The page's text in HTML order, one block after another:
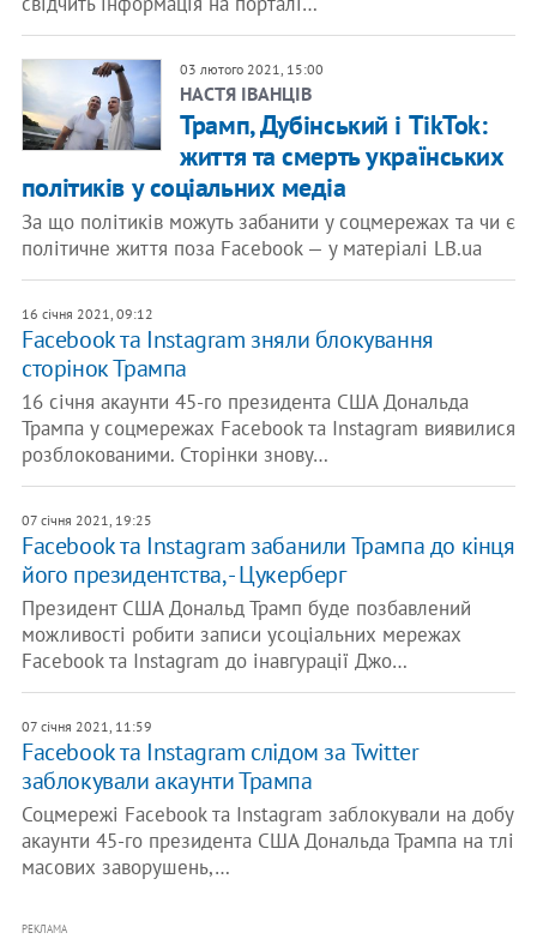
03 лютого 2021, 15:00
НАСТЯ ІВАНЦІВ
Трамп, Дубінський і TikTok:
життя та смерть українських
політиків у соціальних медіа
За що політиків можуть забанити у соцмережах та чи є
політичне життя поза Facebook — у матеріалі LB.ua
16 січня 2021, 09:12
Facebook та Instagram зняли блокування
сторінок Трампа
16 січня акаунти 45-го президента США Дональда
Трампа у соцмережах Facebook та Instagram виявилися
розблокованими. Сторінки знову…
07 січня 2021, 19:25
Facebook та Instagram забанили Трампа до кінця
його президентства, - Цукерберг
Президент США Дональд Трамп буде позбавлений
можливості робити записи усоціальних мережах
Facebook та Instagram до інавгурації Джо…
07 січня 2021, 11:59
Facebook та Instagram слідом за Twitter
заблокували акаунти Трампа
Соцмережі Facebook та Instagram заблокували на добу
акаунти 45-го президента США Дональда Трампа на тлі
масових заворушень,…
РЕКЛАМА